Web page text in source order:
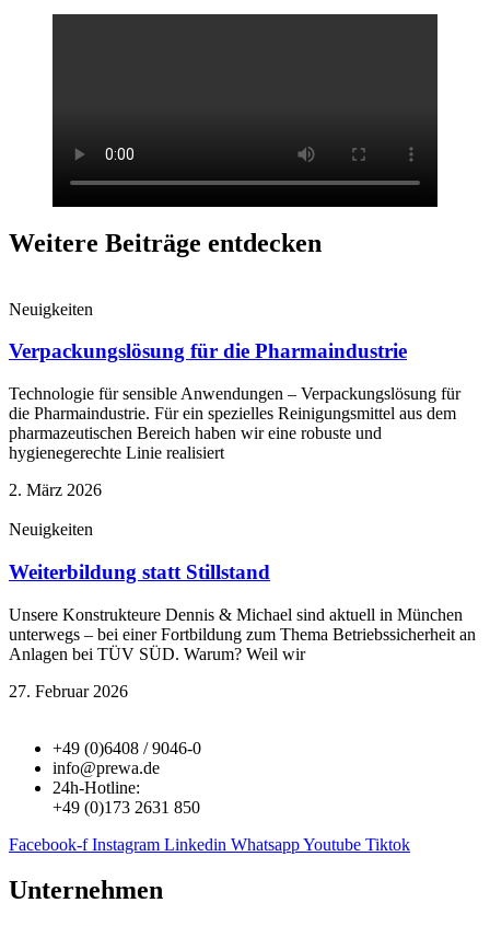
Weitere Beiträge entdecken
Neuigkeiten
Verpackungslösung für die Pharmaindustrie
Technologie für sensible Anwendungen – Verpackungslösung für
die Pharmaindustrie. Für ein spezielles Reinigungsmittel aus dem
pharmazeutischen Bereich haben wir eine robuste und
hygienegerechte Linie realisiert
2. März 2026
Neuigkeiten
Weiterbildung statt Stillstand
Unsere Konstrukteure Dennis & Michael sind aktuell in München
unterwegs – bei einer Fortbildung zum Thema Betriebssicherheit an
Anlagen bei TÜV SÜD. Warum? Weil wir
27. Februar 2026
+49 (0)6408 / 9046-0
info@prewa.de
24h-Hotline:
+49 (0)173 2631 850
Facebook-f Instagram Linkedin WhatsappYoutube Tiktok
Unternehmen